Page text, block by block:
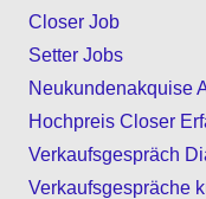
Closer Job
Setter Jobs
Neukundenakquise
Hochpreis Closer
Verkaufsgespräch
Verkaufsgespräche